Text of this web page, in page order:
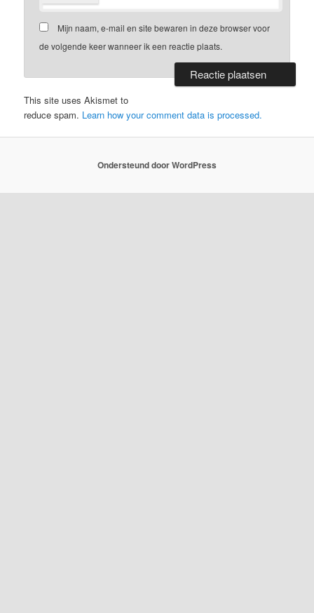
Mijn naam, e-mail en site bewaren in deze browser voor
de volgende keer wanneer ik een reactie plaats.
This site uses Akismet to
reduce spam. Learn how your comment data is processed.
Ondersteund door WordPress